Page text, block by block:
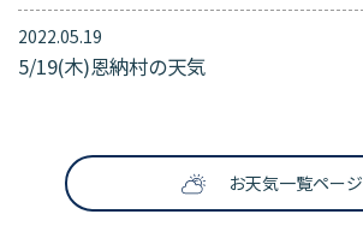
2022.05.19
5/19(木)恩納村の天気
お天気一覧ページ